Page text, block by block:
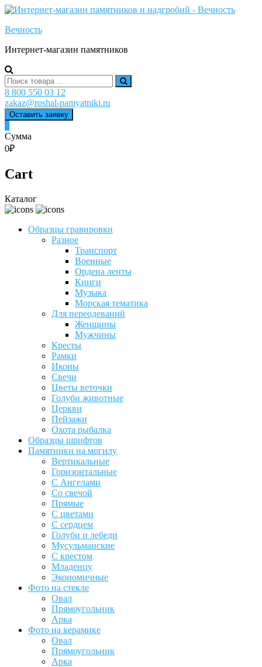
Skip
content
Вечность
Интернет-магазин памятников
Search
for:
8 800 550 03 12
zakaz@roshal-pamyatniki.ru
Оставить заявку
Сумма
0₽
Cart
Каталог
Образцы гравировки
Разное
Транспорт
Военные
Ордена ленты
Книги
Музыка
Морская тематика
Для переодеваний
Женщины
Мужчины
Кресты
Рамки
Иконы
Свечи
Цветы веточки
Голуби животные
Церкви
Пейзажи
Охота рыбалка
Образцы шрифтов
Памятники на могилу
Вертикальные
Горизонтальные
С Ангелами
Со свечой
Прямые
С цветами
С сердцем
Голуби и лебеди
Мусульманские
С крестом
Младенцу
Экономичные
Фото на стекле
Овал
Прямоугольник
Арка
Фото на керамике
Овал
Прямоугольник
Арка